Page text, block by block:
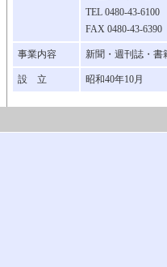
TEL 0480-43-6100
FAX 0480-43-6390
事業内容 新聞・週刊誌・書
設 立 昭和40年10月